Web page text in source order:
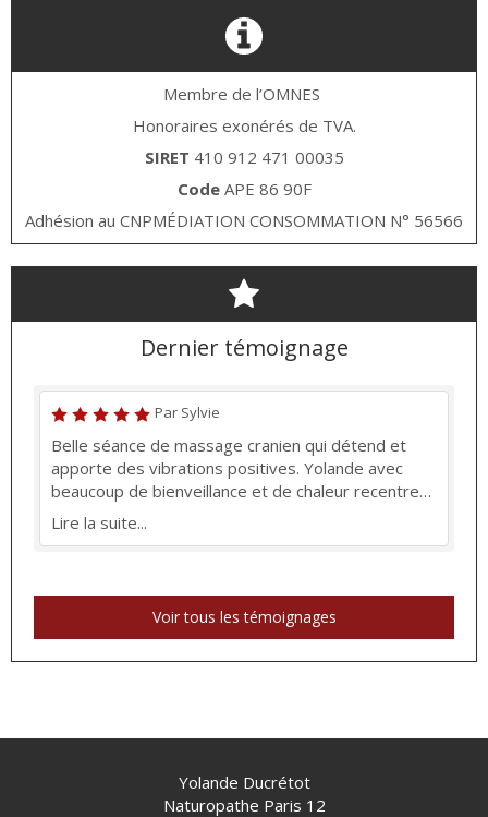
Membre de l’OMNES
Honoraires exonérés de TVA.
SIRET 410 912 471 00035
Code APE 86 90F
Adhésion au CNPMÉDIATION CONSOMMATION N° 56566
Dernier témoignage
Par Sylvie
Belle séance de massage cranien qui détend et
apporte des vibrations positives. Yolande avec
beaucoup de bienveillance et de chaleur recentre
et donne des conseils pertinents
Lire la suite...
Voir tous les témoignages
Yolande Ducrétot
Naturopathe Paris 12